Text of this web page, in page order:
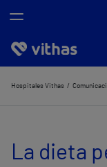
Nosotros
Servicios de salud
Hospitales Vithas
La dieta